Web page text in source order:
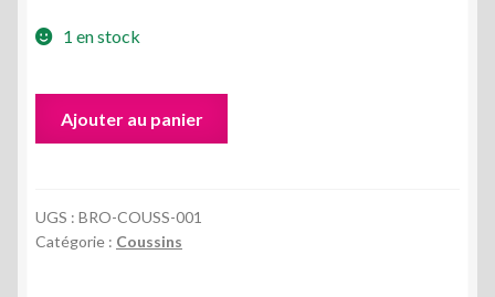
1 en stock
brodé
de
Ajouter au panier
UGS : BRO-COUSS-001
Catégorie : Coussins